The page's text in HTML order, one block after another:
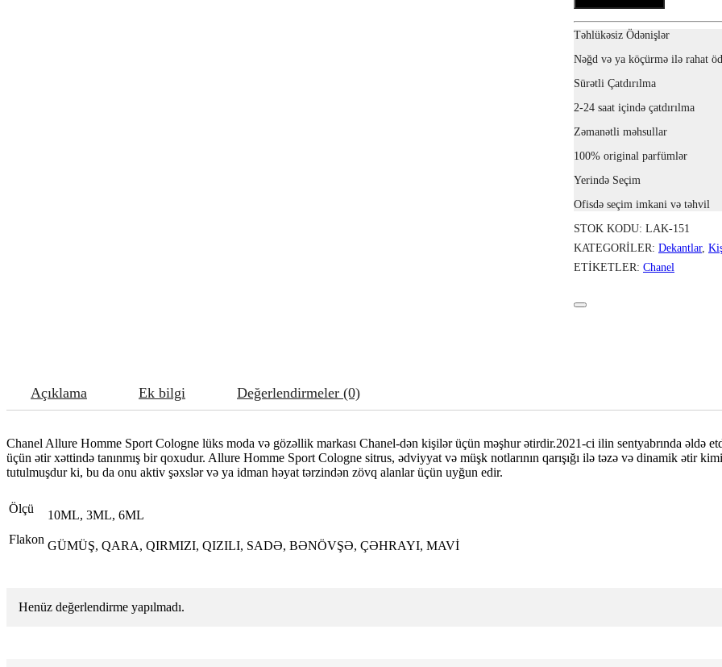
Təhlükəsiz Ödənişlər
Nəğd və ya köçürmə ilə rahat
Sürətli Çatdırılma
2-24 saat içində çatdırılma
Zəmanətli məhsullar
100% original parfümlər
Yerində Seçim
Ofisdə seçim imkani və təhvil
STOK KODU: LAK-151
KATEGORILER: Dekantlar,
ETIKETLER: Chanel
Açıklama Ek bilgi Değerlendirmeler (0)
Chanel Allure Homme Sport Cologne lüks moda və gözəllik markası Chanel-dən kişilər üçün məşhur ətirdir.2021-ci ilin sentyabrında əldə
üçün ətir xəttində tanınmış bir qoxudur. Allure Homme Sport Cologne sitrus, ədviyyat və müşk notlarının qarışığı ilə təzə və dinamik ətir
tutulmuşdur ki, bu da onu aktiv şəxslər və ya idman həyat tərzindən zövq alanlar üçün uyğun edir.
Ölçü
10ML, 3ML, 6ML
Flakon GÜMÜŞ, QARA, QIRMIZI, QIZILI, SADƏ, BƏNÖVŞƏ, ÇƏHRAYI, MAVİ
Henüz değerlendirme yapılmadı.